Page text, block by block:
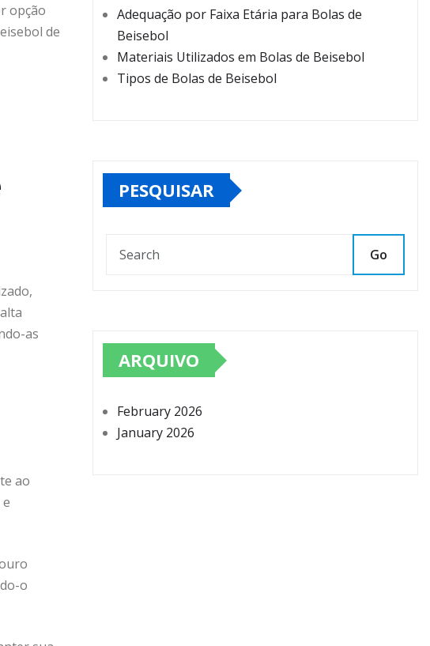
opção
de
as
ao
o
Adequação por Faixa Etária para Bolas de
Beisebol
Materiais Utilizados em Bolas de Beisebol
Tipos de Bolas de Beisebol
PESQUISAR
Go
ARQUIVO
February 2026
January 2026